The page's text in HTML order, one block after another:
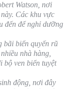
Watson, nơi
Các khu vực
đến để nghỉ dưỡng
bãi biển quyến rũ
nhà hàng,
bộ ven biển tuyệt
động, nơi đây